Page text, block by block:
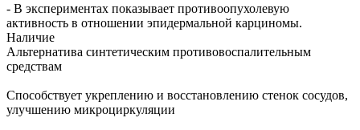
- В экспериментах показывает противоопухолевую
активность в отношении эпидермальной карциномы.
Наличие
Альтернатива синтетическим противовоспалительным
средствам
Способствует укреплению и восстановлению стенок сосудов,
улучшению микроциркуляции